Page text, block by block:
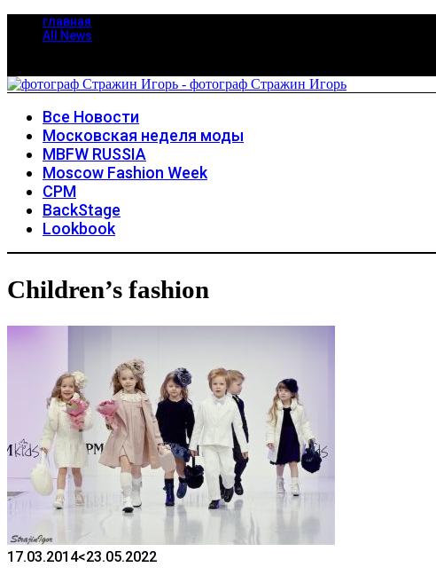
главная
All News
Все Новости
Московская неделя моды
MBFW RUSSIA
Moscow Fashion Week
CPM
BackStage
Lookbook
Children’s fashion
17.03.2014<23.05.2022